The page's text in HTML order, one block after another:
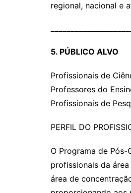
regional, nacional e
5. PÚBLICO ALVO
Profissionais de
Professores do
Profissionais de
PERFIL DO
O Programa de
profissionais da
área de